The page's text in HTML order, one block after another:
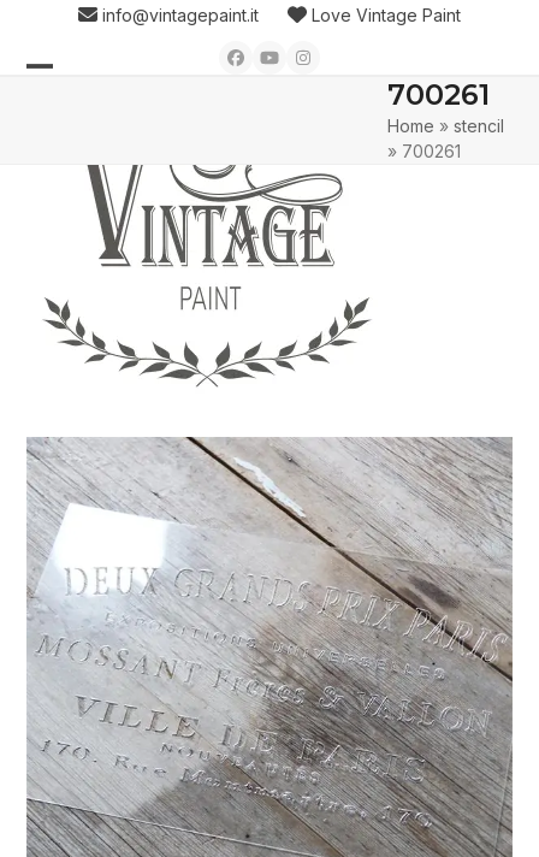
content
info@vintagepaint.it Love Vintage Paint
Facebook
YouTubeInstagram
menu
menu
700261
Home »stencil
» 700261